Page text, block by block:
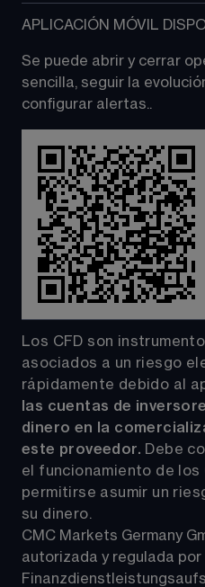
APLICACIÓN MÓVIL
Se puede abrir y cerrar
sencilla, seguir la
configurar alertas..
Los CFD son
asociados a un riesgo
rápidamente debido al
las cuentas de
dinero en la
este proveedor. Debe
el funcionamiento de los
permitirse asumir un
su dinero.
CMC Markets Germany
autorizada y regulada